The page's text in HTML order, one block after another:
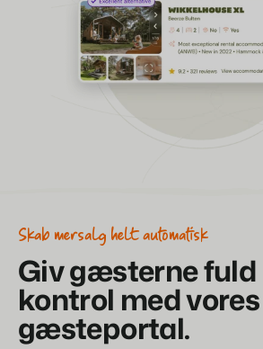
Skab mersalg helt automatisk
Giv gæsterne fuld
kontrol med vores
gæsteportal.